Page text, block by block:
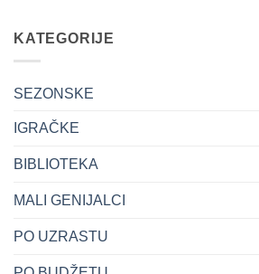
KATEGORIJE
SEZONSKE
IGRAČKE
BIBLIOTEKA
MALI GENIJALCI
PO UZRASTU